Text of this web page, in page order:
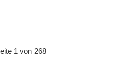
1 von 268